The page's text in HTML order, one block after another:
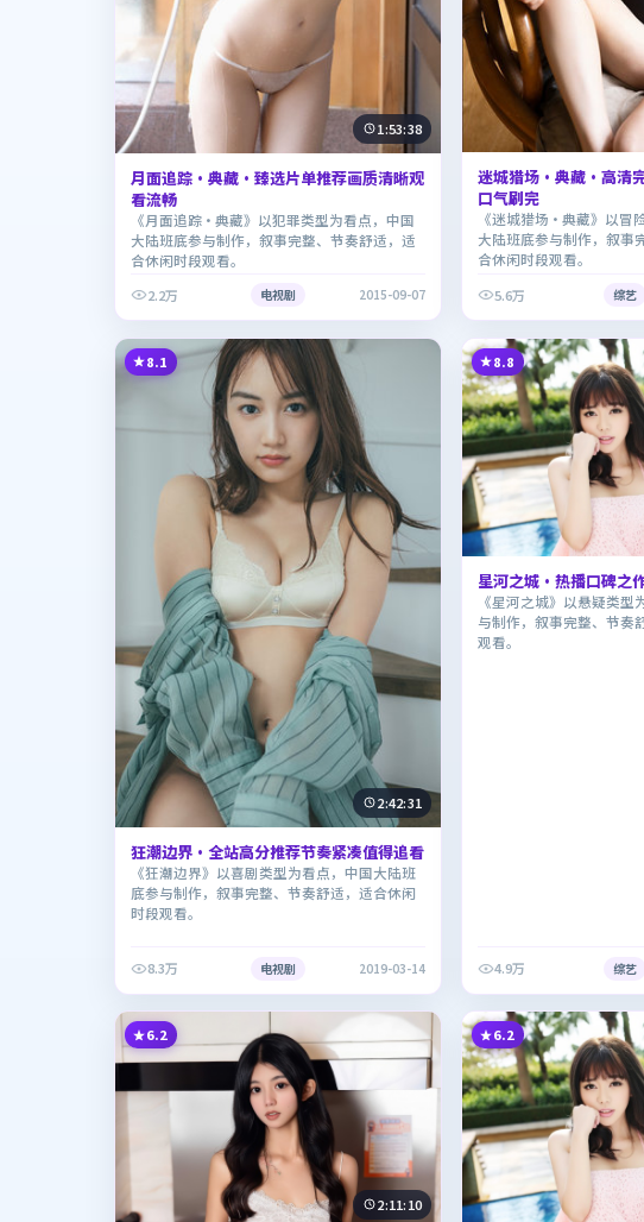
1:53:38
月面追踪·典藏·臻选片单推荐画质清晰观
看流畅
《月面追踪·典藏》以犯罪类型为看点，中国
大陆班底参与制作，叙事完整、节奏舒适，适
合休闲时段观看。
2.2万
电视剧 2015-09-07
迷城猎场·典藏·高清
口气刷完
《迷城猎场·典藏》以冒
大陆班底参与制作，叙事
合休闲时段观看。
5.6万
综艺
8.1
2:42:31
狂潮边界·全站高分推荐节奏紧凑值得追看
《狂潮边界》以喜剧类型为看点，中国大陆班
底参与制作，叙事完整、节奏舒适，适合休闲
时段观看。
8.3万 电视剧 2019-03-14
8.8
星河之城·热播口碑之
《星河之城》以悬疑类型
与制作，叙事完整、节奏
观看。
4.9万 综艺
6.2
2:11:10
6.2